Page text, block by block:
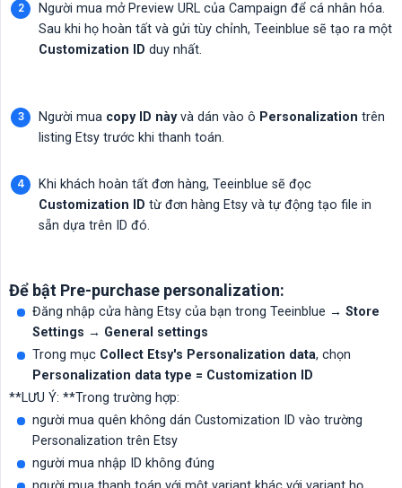
Người mua mở Preview URL của Campaign để cá nhân hóa.
Sau khi họ hoàn tất và gửi tùy chỉnh, Teeinblue sẽ tạo ra một
Customization ID duy nhất.
Người mua copy ID nàyvà dán vào ô Personalization trên
listing Etsy trước khi thanh toán.
Khi khách hoàn tất đơn hàng, Teeinblue sẽ đọc
Customization ID từ đơn hàng Etsy và tự động tạo file in
sẵn dựa trên ID đó.
Để bật Pre-purchase personalization:
Đăng nhập cửa hàng Etsy của bạn trong Teeinblue → Store
Settings → General settings
Trong mục Collect Etsy's Personalization data, chọn
Personalization data type = Customization ID
**LƯU Ý: **Trong trường hợp:
người mua quên không dán Customization ID vào trường
Personalization trên Etsy
người mua nhập ID không đúng